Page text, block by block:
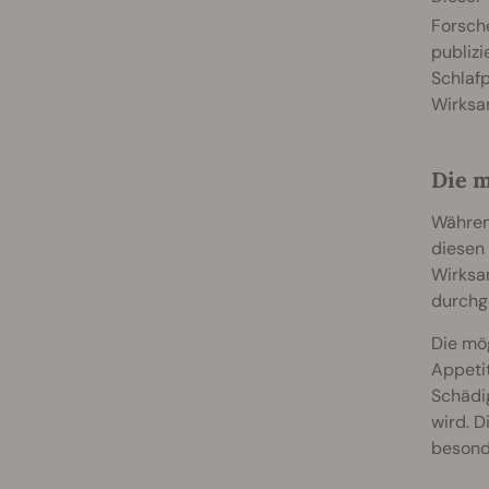
Die
Die
wird.